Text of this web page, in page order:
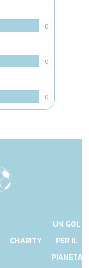
0
0
0
CHARITY
UN GOL
PER IL
PIANETA